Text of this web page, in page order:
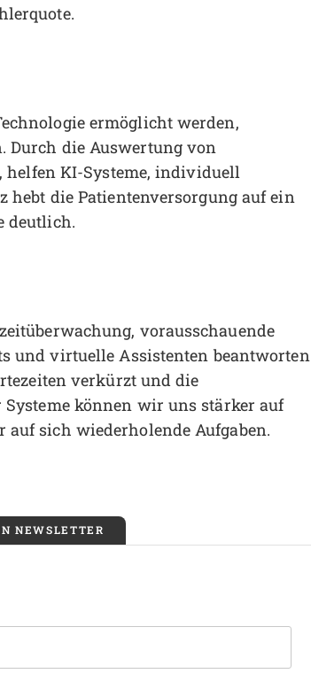
ermöglicht werden,
Durch die Auswertung von
helfen KI-Systeme, individuell
hebt die Patientenversorgung auf ein
deutlich.
vorausschauende
und virtuelle Assistenten beantworten
verkürzt und die
können wir uns stärker auf
sich wiederholende Aufgaben.
NEWSLETTER